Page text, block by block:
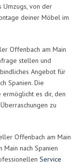
Umzugs, von der
deiner Möbel im
Offenbach am Main
stellen und
Angebot für
Spanien. Die
ermöglicht es dir, den
zu
Offenbach am Main
nach Spanien
Service